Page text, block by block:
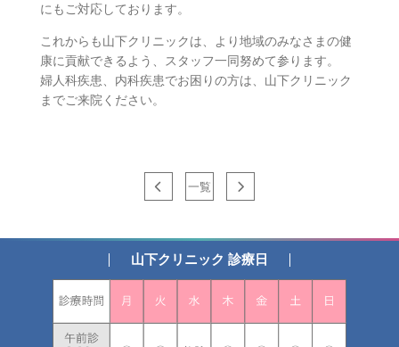
にもご対応しております。
これからも山下クリニックは、より地域のみなさまの健
康に貢献できるよう、スタッフ一同努めて参ります。
婦人科疾患、内科疾患でお困りの方は、山下クリニック
までご来院ください。
一覧
山下クリニック 診療日